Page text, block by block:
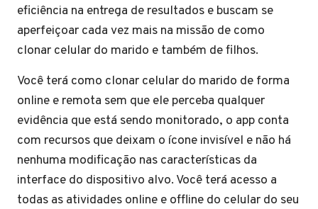
eficiência na entrega de resultados e buscam se
aperfeiçoar cada vez mais na missão de como
clonar celular do marido e também de filhos.
Você terá como clonar celular do marido de forma
online e remota sem que ele perceba qualquer
evidência que está sendo monitorado, o app conta
com recursos que deixam o ícone invisível e não há
nenhuma modificação nas características da
interface do dispositivo alvo. Você terá acesso a
todas as atividades online e offline do celular do seu